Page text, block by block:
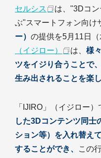
セルシス
は、"3Dコ
ぶ"スマートフォン向け
ー） の提供を5月11日（
（イジロー）
は、 様
ツをイジり合うことで
生み出されることを楽
「IJIRO」（イジロー）
した3Dコンテンツ同士
ション等）を入れ替え
することができ、
この